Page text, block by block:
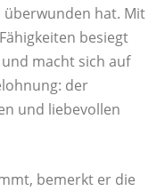
hat. Mit
besiegt
macht sich auf
der
und liebevollen
bemerkt er die